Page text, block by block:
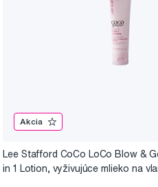
Akcia
Lee Stafford CoCo LoCo Blow &
in 1 Lotion, vyživujúce mlieko na